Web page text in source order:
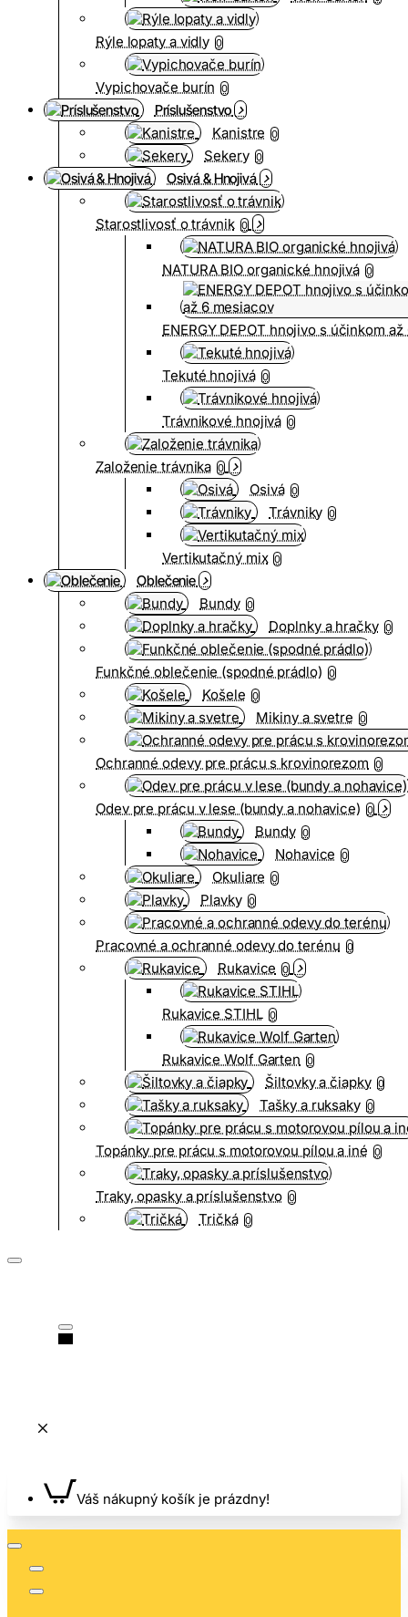
Rýle lopaty a vidly 0
Vypichovače burín 0
Príslušenstvo
Kanistre 0
Sekery 0
Osivá & Hnojivá
Starostlivosť o trávnik 0
NATURA BIO organické hnojivá 0
ENERGY DEPOT hnojivo s účinkom
Tekuté hnojivá 0
Trávnikové hnojivá 0
Založenie trávnika 0
Osivá 0
Trávniky 0
Vertikutačný mix 0
Oblečenie
Bundy 0
Doplnky a hračky 0
Funkčné oblečenie (spodné prádlo) 0
Košele 0
Mikiny a svetre 0
Ochranné odevy pre prácu s krovinorezom 0
Odev pre prácu v lese (bundy a nohavice) 0
Bundy 0
Nohavice 0
Okuliare 0
Plavky 0
Pracovné a ochranné odevy do terénu 0
Rukavice 0
Rukavice STIHL 0
Rukavice Wolf Garten 0
Šiltovky a čiapky 0
Tašky a ruksaky 0
Topánky pre prácu s motorovou pílou a iné 0
Traky, opasky a príslušenstvo 0
Tričká 0
Váš nákupný košík je prázdny!